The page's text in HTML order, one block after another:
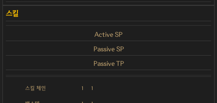
Active SP
Passive SP
Passive TP
스킬 체인 1 1